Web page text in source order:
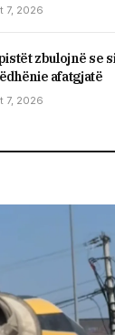
7, 2026
zbulojnë se
afatgjatë
7, 2026